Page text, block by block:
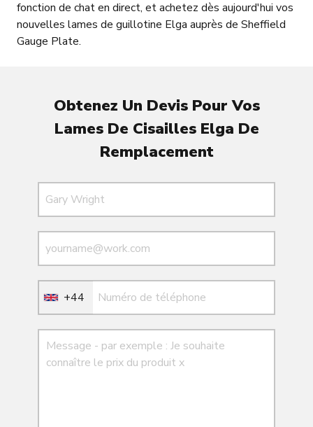
fonction de chat en direct, et achetez dès aujourd'hui vos
nouvelles lames de guillotine Elga auprès de Sheffield
Gauge Plate.
Obtenez Un Devis Pour Vos
Lames De Cisailles Elga De
Remplacement
+44